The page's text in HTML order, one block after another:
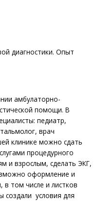
диагностики. Опыт
амбулаторно-
помощи. В
педиатр,
врач
клинике можно сдать
процедурного
и взрослым, сделать ЭКГ,
оформление и
том числе и листков
создали условия для